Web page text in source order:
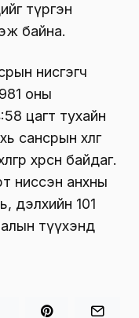
түргэн
байна.
нисгэгч
оны
цагт тухайн
хөлөг
хөөрсөн байдаг.
ниссэн анхны
дэлхийн 101
түүхэнд